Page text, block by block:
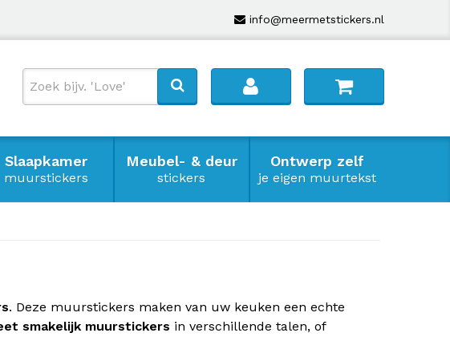
info@meermetstickers.nl
Slaapkamer
muurstickers
Meubel- & deur
stickers
Ontwerp zelf
je eigen muurtekst
. Deze muurstickers maken van uw keuken een echte
smakelijk muurstickers in verschillende talen, of